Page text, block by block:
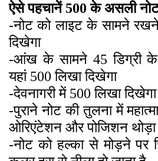
ऐसे पहचानें 500 के असली
-नोट को लाइट के सामने
दिखेगा
-आंख के सामने 45 डिग्री
यहां 500 लिखा दिखेगा
-देवनागरी में 500 लिखा दिखेगा
-पुराने नोट की तुलना में
ओरिएंटेशन और पोजिशन
-नोट को हल्का से मोड़ने पर